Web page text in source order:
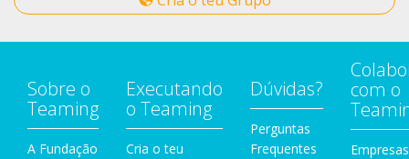
Sobre o
Teaming
A Fundação
Executando
o Teaming
Cria o teu
Dúvidas?
Perguntas
Frequentes
com o
Empresas